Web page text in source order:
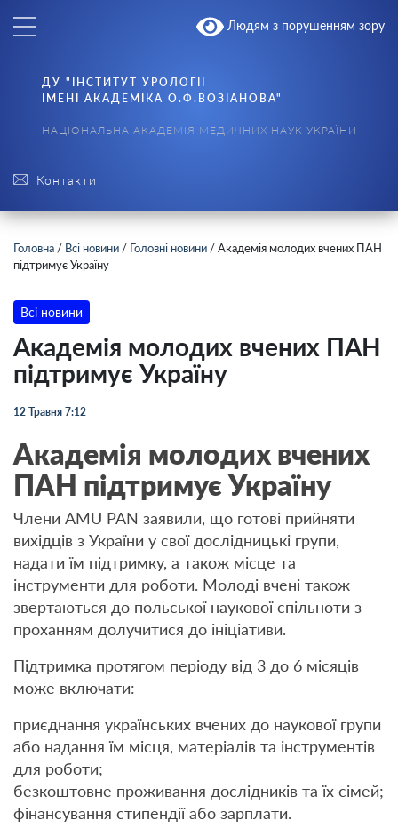
Людям з порушенням зору
Контакти
ДУ "ІНСТИТУТ УРОЛОГІЇ
ІМЕНІ АКАДЕМІКА О.Ф.ВОЗІАНОВА"
НАЦІОНАЛЬНА АКАДЕМІЯ МЕДИЧНИХ НАУК УКРАЇНИ
Головна / Всі новини / Головні новини /Академія молодих вчених ПАН
підтримує Україну
Всі новини
Академія молодих вчених ПАН
підтримує Україну
12 Травня 7:12
Академія молодих вчених
ПАН підтримує Україну
Члени AMU PAN заявили, що готові прийняти
вихідців з України у свої дослідницькі групи,
надати їм підтримку, а також місце та
інструменти для роботи. Молоді вчені також
звертаються до польської наукової спільноти з
проханням долучитися до ініціативи.
Підтримка протягом періоду від 3 до 6 місяців
може включати:
приєднання українських вчених до наукової групи
або надання їм місця, матеріалів та інструментів
для роботи;
безкоштовне проживання дослідників та їх сімей;
фінансування стипендії або зарплати.